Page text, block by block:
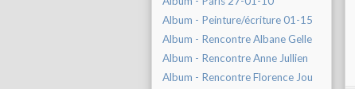
Album - Peinture/écriture 01-15
Album - Rencontre Albane Gelle
Album - Rencontre Anne Jullien
Album - Rencontre Florence Jou